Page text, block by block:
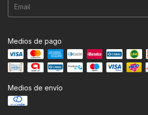
Medios de pago
Medios de envío